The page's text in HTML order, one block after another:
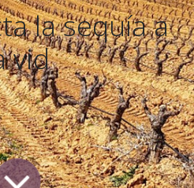
la sequía a
vid